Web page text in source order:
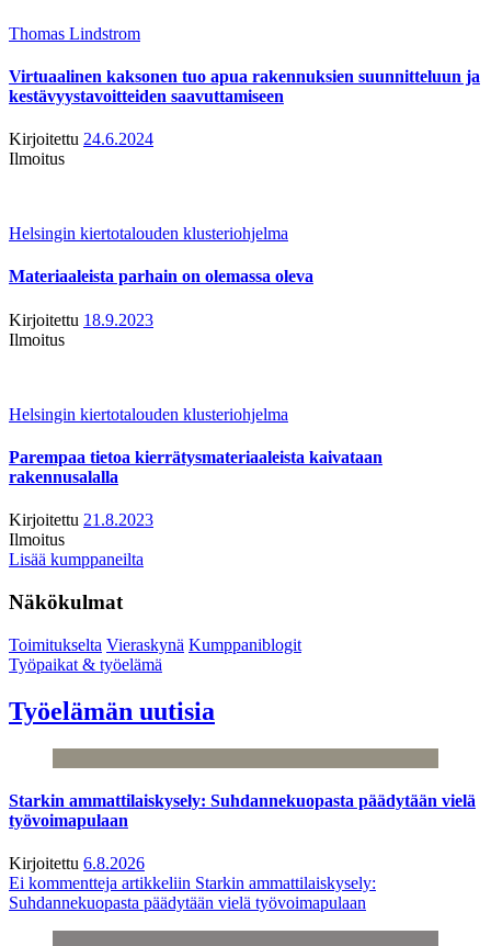
Thomas Lindstrom
Virtuaalinen kaksonen tuo apua rakennuksien suunnitteluun ja
kestävyystavoitteiden saavuttamiseen
Kirjoitettu 24.6.2024
Ilmoitus
Helsingin kiertotalouden klusteriohjelma
Materiaaleista parhain on olemassa oleva
Kirjoitettu 18.9.2023
Ilmoitus
Helsingin kiertotalouden klusteriohjelma
Parempaa tietoa kierrätysmateriaaleista kaivataan
rakennusalalla
Kirjoitettu 21.8.2023
Ilmoitus
Lisää kumppaneilta
Näkökulmat
Toimitukselta Vieraskynä Kumppaniblogit
Työpaikat & työelämä
Työelämän uutisia
Starkin ammattilaiskysely: Suhdannekuopasta päädytään vielä
työvoimapulaan
Kirjoitettu 6.8.2026
Ei kommentteja artikkeliin Starkin ammattilaiskysely:
Suhdannekuopasta päädytään vielä työvoimapulaan